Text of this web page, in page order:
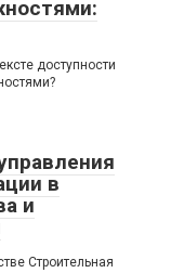
доступности
в
и
Строительная